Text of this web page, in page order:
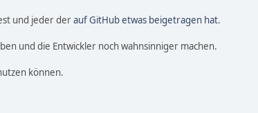
und jeder derauf GitHub etwas beigetragen hat.
und die Entwickler noch wahnsinniger machen.
können.